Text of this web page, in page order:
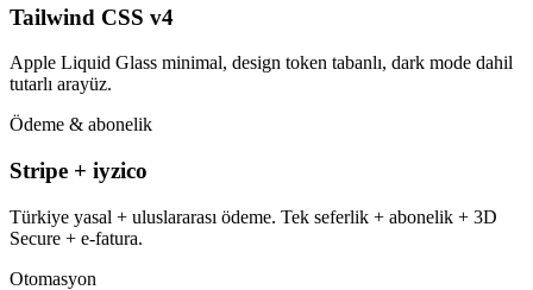
Tailwind CSS v4
Apple Liquid Glass minimal, design token tabanlı, dark mode dahil
tutarlı arayüz.
Ödeme & abonelik
Stripe + iyzico
Türkiye yasal + uluslararası ödeme. Tek seferlik + abonelik + 3D
Secure + e-fatura.
Otomasyon